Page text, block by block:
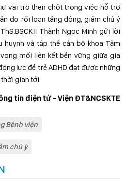
vai trò then chốt trong việc hỗ trợ
do rối loạn tăng động, giảm chú ý
Thành Ngọc Minh gửi lời
và tập thể cán bộ khoa Tâm
mối liên kết bền vững giữa gia
lực để trẻ ADHD đạt được những
gian tới.
tin điện tử - Viện ĐT&NCSKTE
Bệnh viện
chú ý